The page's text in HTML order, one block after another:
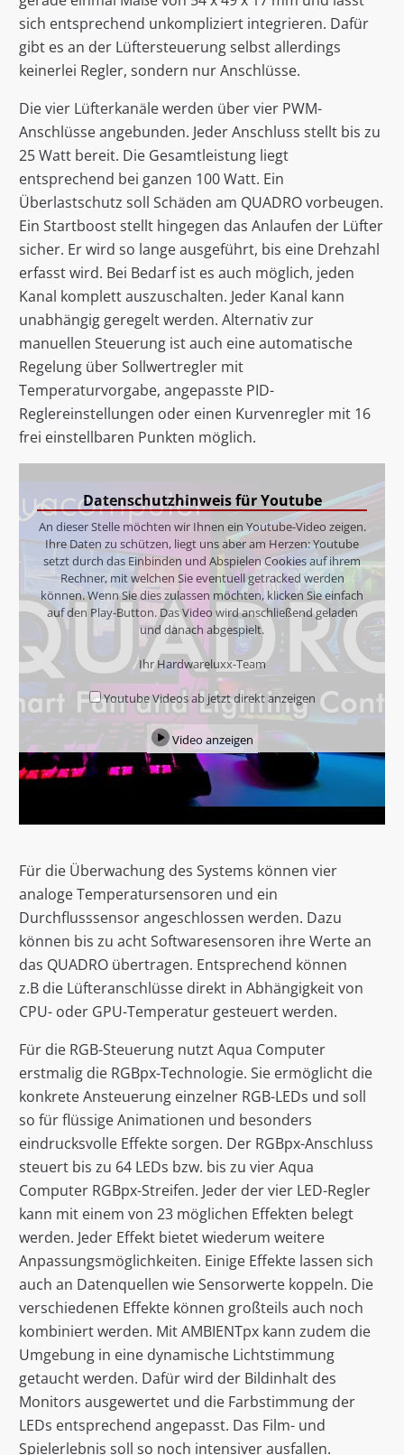
sich entsprechend unkompliziert integrieren. Dafür
gibt es an der Lüftersteuerung selbst allerdings
keinerlei Regler, sondern nur Anschlüsse.
Die vier Lüfterkanäle werden über vier PWM-
Anschlüsse angebunden. Jeder Anschluss stellt bis zu
25 Watt bereit. Die Gesamtleistung liegt
entsprechend bei ganzen 100 Watt. Ein
Überlastschutz soll Schäden am QUADRO vorbeugen.
Ein Startboost stellt hingegen das Anlaufen der Lüfter
sicher. Er wird so lange ausgeführt, bis eine Drehzahl
erfasst wird. Bei Bedarf ist es auch möglich, jeden
Kanal komplett auszuschalten. Jeder Kanal kann
unabhängig geregelt werden. Alternativ zur
manuellen Steuerung ist auch eine automatische
Regelung über Sollwertregler mit
Temperaturvorgabe, angepasste PID-
Reglereinstellungen oder einen Kurvenregler mit 16
frei einstellbaren Punkten möglich.
Datenschutzhinweis für Youtube
An dieser Stelle möchten wir Ihnen ein Youtube-Video zeigen.
Ihre Daten zu schützen, liegt uns aber am Herzen: Youtube
setzt durch das Einbinden und Abspielen Cookies auf ihrem
Rechner, mit welchen Sie eventuell getracked werden
können. Wenn Sie dies zulassen möchten, klicken Sie einfach
auf den Play-Button. Das Video wird anschließend geladen
und danach abgespielt.
Ihr Hardwareluxx-Team
Youtube Videos ab jetzt direkt anzeigen
Video anzeigen
Für die Überwachung des Systems können vier
analoge Temperatursensoren und ein
Durchflusssensor angeschlossen werden. Dazu
können bis zu acht Softwaresensoren ihre Werte an
das QUADRO übertragen. Entsprechend können
z.B die Lüfteranschlüsse direkt in Abhängigkeit von
CPU- oder GPU-Temperatur gesteuert werden.
Für die RGB-Steuerung nutzt Aqua Computer
erstmalig die RGBpx-Technologie. Sie ermöglicht die
konkrete Ansteuerung einzelner RGB-LEDs und soll
so für flüssige Animationen und besonders
eindrucksvolle Effekte sorgen. Der RGBpx-Anschluss
steuert bis zu 64 LEDs bzw. bis zu vier Aqua
Computer RGBpx-Streifen. Jeder der vier LED-Regler
kann mit einem von 23 möglichen Effekten belegt
werden. Jeder Effekt bietet wiederum weitere
Anpassungsmöglichkeiten. Einige Effekte lassen sich
auch an Datenquellen wie Sensorwerte koppeln. Die
verschiedenen Effekte können großteils auch noch
kombiniert werden. Mit AMBIENTpx kann zudem die
Umgebung in eine dynamische Lichtstimmung
getaucht werden. Dafür wird der Bildinhalt des
Monitors ausgewertet und die Farbstimmung der
LEDs entsprechend angepasst. Das Film- und
Spielerlebnis soll so noch intensiver ausfallen.